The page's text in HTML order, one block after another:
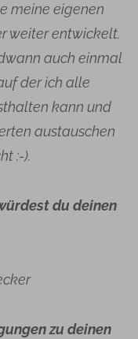
meine eigenen
weiter entwickelt.
auch einmal
der ich alle
kann und
austauschen
:-).
du deinen
zu deinen